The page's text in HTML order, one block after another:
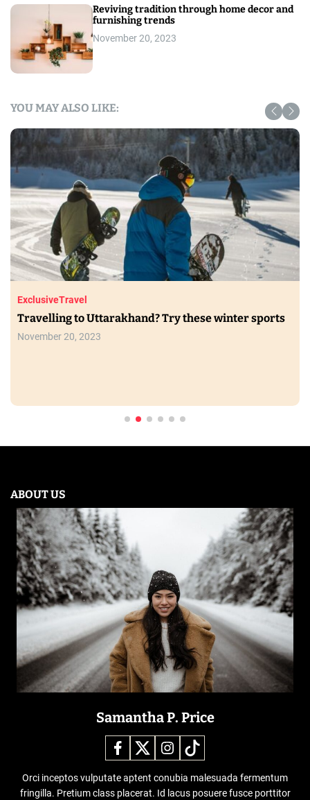
Reviving tradition through home decor and
furnishing trends
November 20, 2023
YOU MAY ALSO LIKE:
ExclusiveTravel
Travelling to Uttarakhand? Try these winter sports
November 20, 2023
ABOUT US
Samantha P. Price
Orci inceptos vulputate aptent conubia malesuada fermentum
fringilla. Pretium class placerat. Id lacus posuere fusce porttitor